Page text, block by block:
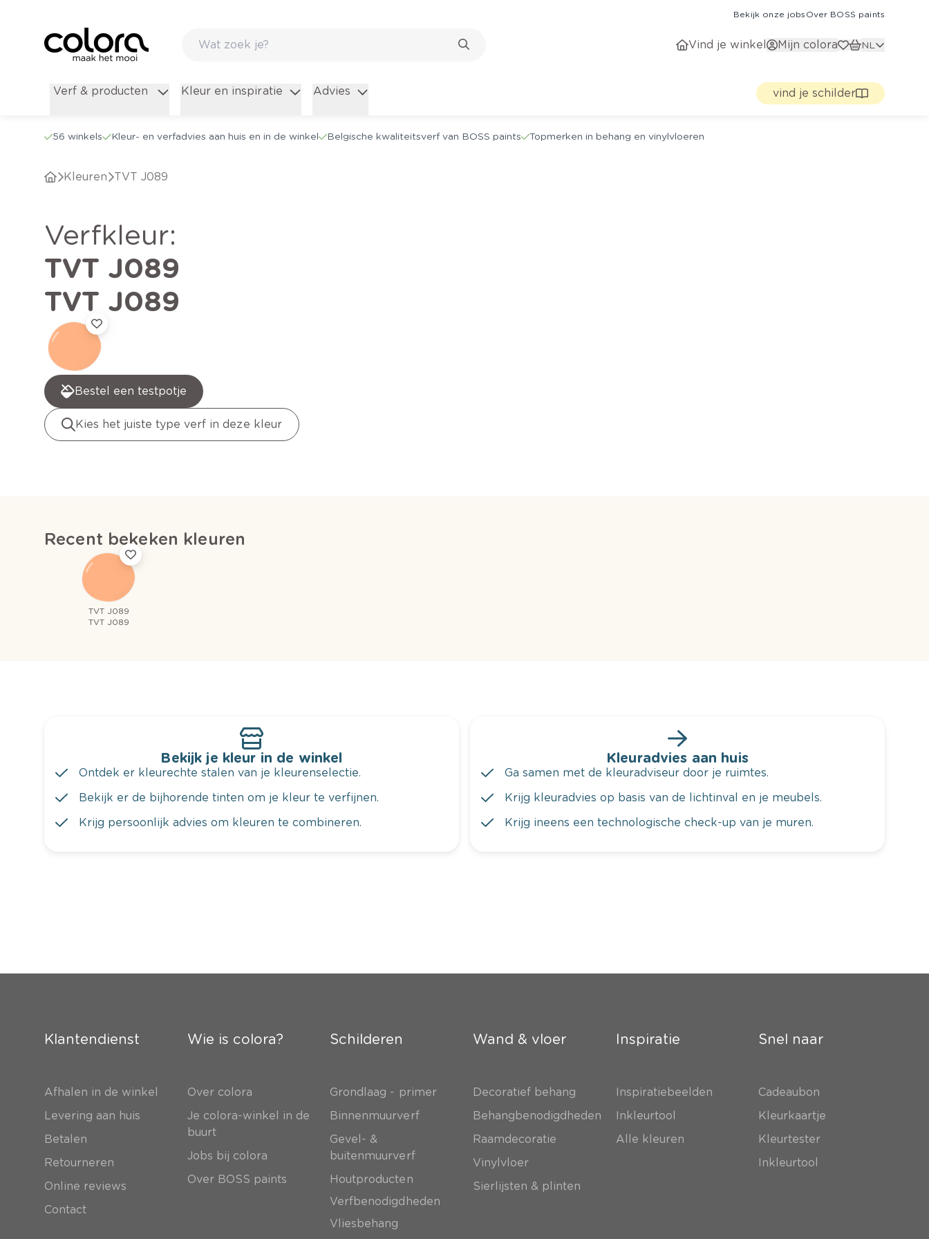
Bekijk onze jobs Over BOSS paints
Vind je winkel Mijn colora NL
Verf & producten Kleur en inspiratie Advies vind je schilder
56 winkels Kleur- en verfadvies aan huis en in de winkel Belgische kwaliteitsverf van BOSS paints Topmerken in behang en vinylvloeren
Kleuren TVT J089
verfkleur:
TVT J089
TVT J089
Bestel een testpotje
Kies het juiste type verf in deze kleur
Recent bekeken kleuren
TVT J089
TVT J089
Bekijk je kleur in de winkel
Ontdek er kleurechte stalen van je kleurenselectie.
Bekijk er de bijhorende tinten om je kleur te verfijnen.
Krijg persoonlijk advies om kleuren te combineren.
Kleuradvies aan huis
Ga samen met de kleuradviseur door je ruimtes.
Krijg kleuradvies op basis van de lichtinval en je meubels.
Krijg ineens een technologische check-up van je muren.
Klantendienst
Afhalen in de winkel
Levering aan huis
Betalen
Retourneren
Online reviews
Contact
Wie is colora?
Over colora
Je colora-winkel in de
buurt
Jobs bij colora
Over BOSS paints
Schilderen
Grondlaag - primer
Binnenmuurverf
Gevel- &
buitenmuurverf
Houtproducten
Verfbenodigdheden
Vliesbehang
Wand & vloer
Decoratief behang
Behangbenodigdheden
Raamdecoratie
Vinylvloer
Sierlijsten & plinten
Inspiratie
Inspiratiebeelden
Inkleurtool
Alle kleuren
Snel naar
Cadeaubon
Kleurkaartje
Kleurtester
Inkleurtool